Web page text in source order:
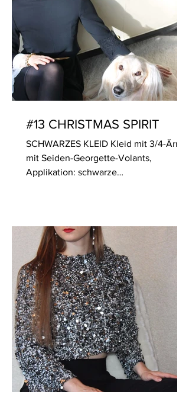
#13 CHRISTMAS SPIRIT
SCHWARZES KLEID Kleid mit 3/4-Ärmel
mit Seiden-Georgette-Volants,
Applikation: schwarze